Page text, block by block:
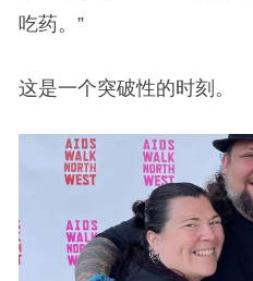
吃药。”
这是一个突破性的时刻。